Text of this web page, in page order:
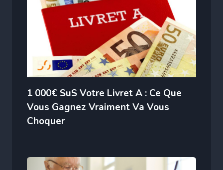
1 000€ SuS Votre Livret A : Ce Que
Vous Gagnez Vraiment Va Vous
Choquer